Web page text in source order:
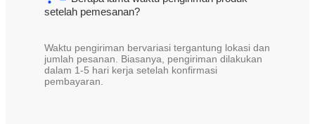
setelah pemesanan?
Waktu pengiriman bervariasi tergantung lokasi dan
jumlah pesanan. Biasanya, pengiriman dilakukan
dalam 1-5 hari kerja setelah konfirmasi
pembayaran.